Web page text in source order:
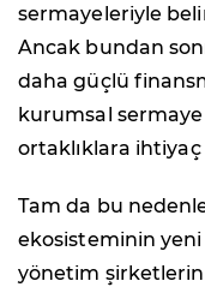
sermayeleriyle
Ancak bundan
daha güçlü
kurumsal sermaye
ortaklıklara ihtiyaç
Tam da bu
ekosisteminin
yönetim